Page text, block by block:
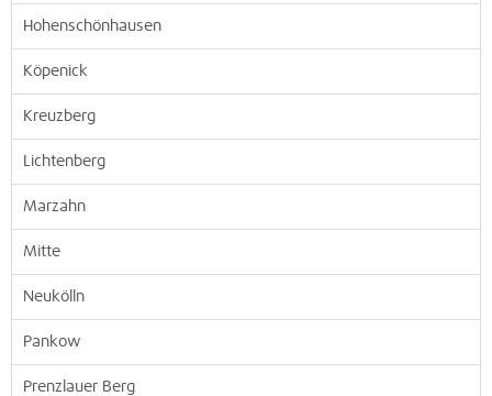
Hohenschönhausen
Köpenick
Kreuzberg
Lichtenberg
Marzahn
Mitte
Neukölln
Pankow
Prenzlauer Berg